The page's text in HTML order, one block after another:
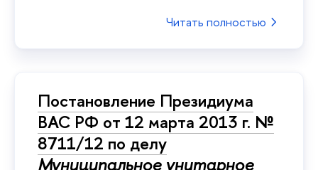
Читать полностью
Постановление Президиума
ВАС РФ от 12 марта 2013 г. №
8711/12 по делу
Муниципальное унитарное